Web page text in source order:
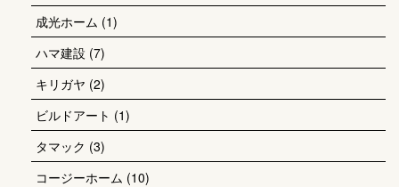
成光ホーム (1)
ハマ建設 (7)
キリガヤ (2)
ビルドアート (1)
タマック (3)
コージーホーム (10)